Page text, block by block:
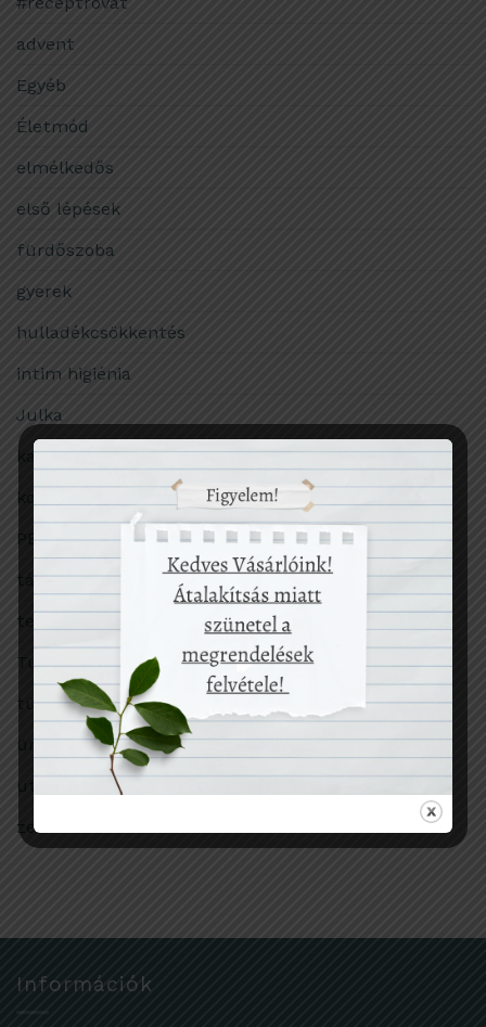
advent
Egyéb
Életmód
elmélkedős
első lépések
fürdőszoba
gyerek
hulladékcsökkentés
intim higiénia
Julka
karácsony
PET-palack
társadalom
termékekről
Tudomány
túlfogyasztás
ünnep
zero waste
Információk